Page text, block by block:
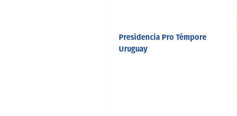
Presidencia Pro Témpore
Uruguay